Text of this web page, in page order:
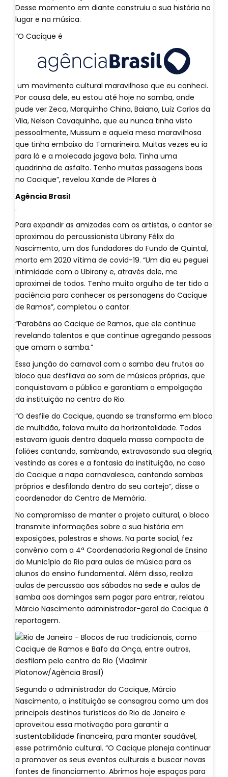
Desse momento em diante construiu a sua história no
lugar e na música.
“O Cacique é
um movimento cultural maravilhoso que eu conheci.
Por causa dele, eu estou até hoje no samba, onde
pude ver Zeca, Marquinho China, Baiano, Luiz Carlos da
Vila, Nelson Cavaquinho, que eu nunca tinha visto
pessoalmente, Mussum e aquela mesa maravilhosa
que tinha embaixo da Tamarineira. Muitas vezes eu ia
para lá e a molecada jogava bola. Tinha uma
quadrinha de asfalto. Tenho muitas passagens boas
no Cacique”, revelou Xande de Pilares à
Agência Brasil
.
Para expandir as amizades com os artistas, o cantor se
aproximou do percussionista Ubirany Félix do
Nascimento, um dos fundadores do Fundo de Quintal,
morto em 2020 vítima de covid-19. “Um dia eu peguei
intimidade com o Ubirany e, através dele, me
aproximei de todos. Tenho muito orgulho de ter tido a
paciência para conhecer os personagens do Cacique
de Ramos”, completou o cantor.
“Parabéns ao Cacique de Ramos, que ele continue
revelando talentos e que continue agregando pessoas
que amam o samba.”
Essa junção do carnaval com o samba deu frutos ao
bloco que desfilava ao som de músicas próprias, que
conquistavam o público e garantiam a empolgação
da instituição no centro do Rio.
“O desfile do Cacique, quando se transforma em bloco
de multidão, falava muito da horizontalidade. Todos
estavam iguais dentro daquela massa compacta de
foliões cantando, sambando, extravasando sua alegria,
vestindo as cores e a fantasia da instituição, no caso
do Cacique a napa carnavalesca, cantando sambas
próprios e desfilando dentro do seu cortejo”, disse o
coordenador do Centro de Memória.
No compromisso de manter o projeto cultural, o bloco
transmite informações sobre a sua história em
exposições, palestras e shows. Na parte social, fez
convênio com a 4ª Coordenadoria Regional de Ensino
do Município do Rio para aulas de música para os
alunos do ensino fundamental. Além disso, realiza
aulas de percussão aos sábados na sede e aulas de
samba aos domingos sem pagar para entrar, relatou
Márcio Nascimento administrador-geral do Cacique à
reportagem.
Segundo o administrador do Cacique, Márcio
Nascimento, a instituição se consagrou como um dos
principais destinos turísticos do Rio de Janeiro e
aproveitou essa motivação para garantir a
sustentabilidade financeira, para manter saudável,
esse patrimônio cultural. “O Cacique planeja continuar
a promover os seus eventos culturais e buscar novas
fontes de financiamento. Abrimos hoje espaços para